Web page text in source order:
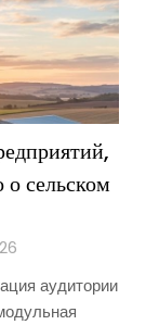
о сельском
аудитории